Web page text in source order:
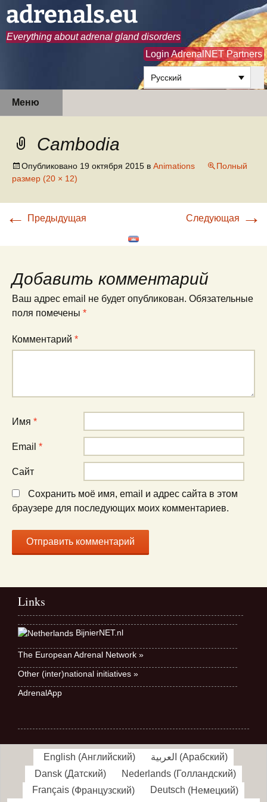
adrenals.eu
Everything about adrenal gland disorders
Login AdrenalNET Partners
Русский
Меню
Cambodia
Опубликовано 19 октября 2015 в Animations
Полный
размер (20 × 12)
← Предыдущая Следующая →
Добавить комментарий
Ваш адрес email не будет опубликован. Обязательные
поля помечены *
Комментарий *
Имя *
Email *
Сайт
Сохранить моё имя, email и адрес сайта в этом
браузере для последующих моих комментариев.
Links
BijnierNET.nl
The European Adrenal Network »
Other (inter)national initiatives »
AdrenalApp
English (Английский) العربية (Арабский)
Dansk (Датский) Nederlands (Голландский)
Français (Французский) Deutsch (Немецкий)